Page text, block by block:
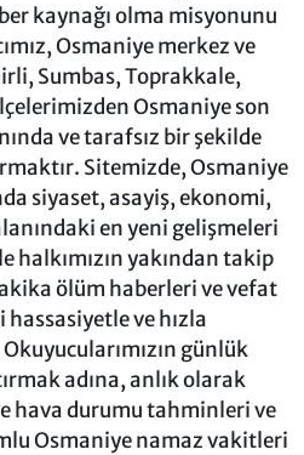
kaynağı olma misyonunu
Osmaniye merkez ve
Sumbas, Toprakkale,
Osmaniye son
ve tarafsız bir şekilde
Sitemizde, Osmaniye
siyaset, asayiş, ekonomi,
en yeni gelişmeleri
yakından takip
ölüm haberleri ve vefat
ve hızla
günlük
adına, anlık olarak
hava durumu tahminleri ve
Osmaniye namaz vakitleri